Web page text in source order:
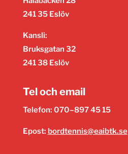
241 35 Eslöv
Kansli:
Bruksgatan 32
241 38 Eslöv
Tel och email
Telefon: 070–897 45 15
Epost: bordtennis@eaibtk.se